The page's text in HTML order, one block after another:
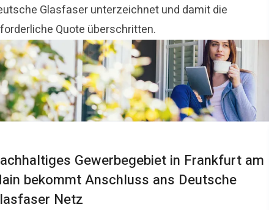
Glasfaser unterzeichnet und damit die
Quote überschritten.
Gewerbegebiet in Frankfurt am
bekommt Anschluss ans Deutsche
Netz